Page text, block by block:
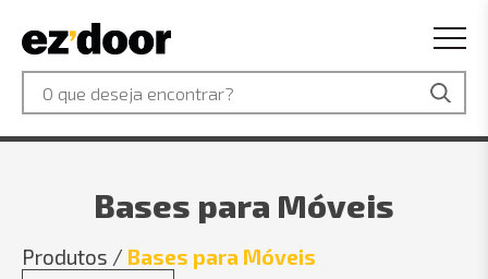
Bases para Móveis
Produtos / Bases para Móveis